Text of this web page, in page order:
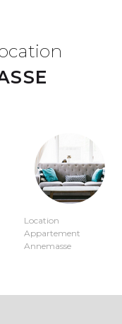
Location
Appartement
Annemasse